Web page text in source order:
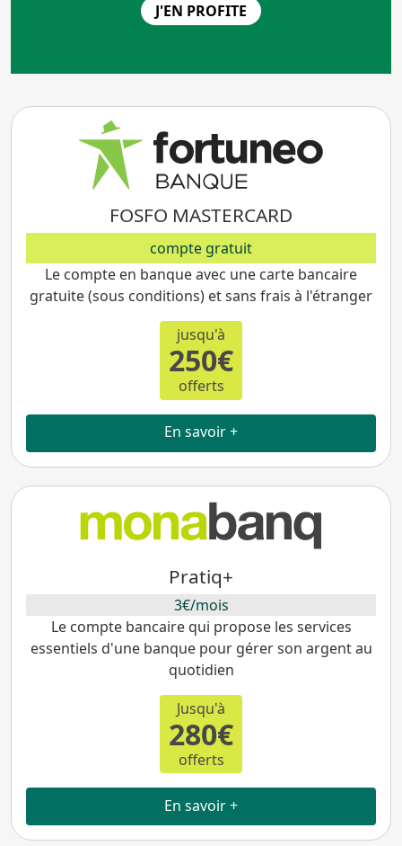
FOSFO MASTERCARD
compte gratuit
Le compte en banque avec une carte bancaire
gratuite (sous conditions) et sans frais à l'étranger
jusqu'à
250€
offerts
En savoir +
Pratiq+
3€/mois
Le compte bancaire qui propose les services
essentiels d'une banque pour gérer son argent au
quotidien
Jusqu'à
280€
offerts
En savoir +